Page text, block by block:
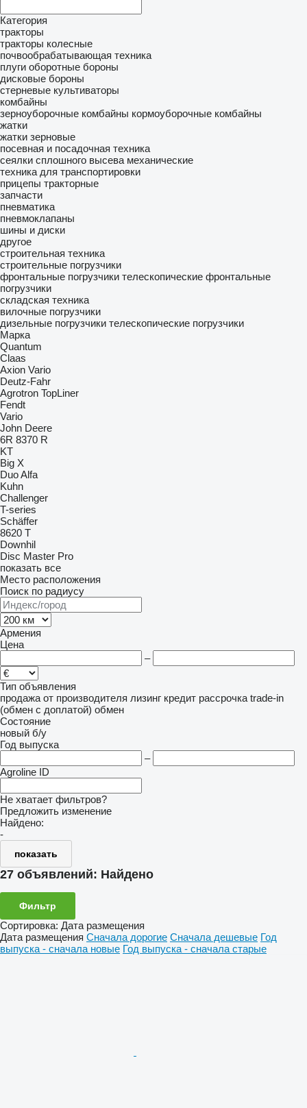
Категория
тракторы
тракторы колесные
почвообрабатывающая техника
плуги оборотные бороны
дисковые бороны
стерневые культиваторы
комбайны
зерноуборочные комбайны кормоуборочные комбайны
жатки
жатки зерновые
посевная и посадочная техника
сеялки сплошного высева механические
техника для транспортировки
прицепы тракторные
запчасти
пневматика
пневмоклапаны
шины и диски
другое
строительная техника
строительные погрузчики
фронтальные погрузчики телескопические фронтальные
погрузчики
складская техника
вилочные погрузчики
дизельные погрузчики телескопические погрузчики
Марка
Quantum
Claas
Axion Vario
Deutz-Fahr
Agrotron TopLiner
Fendt
Vario
John Deere
6R 8370 R
KT
Big X
Duo Alfa
Kuhn
Challenger
T-series
Schäffer
8620 T
Downhil
Disc Master Pro
показать все
Место расположения
Поиск по радиусу
Армения
Цена
–
Тип объявления
продажа от производителя лизинг кредит рассрочка trade-in
(обмен с доплатой) обмен
Состояние
новый б/у
Год выпуска
–
Agroline ID
Не хватает фильтров?
Предложить изменение
Найдено:
-
показать
27 объявлений: Найдено
Фильтр
Сортировка: Дата размещения
Дата размещения Сначала дорогие Сначала дешевые Год
выпуска - сначала новые Год выпуска - сначала старые